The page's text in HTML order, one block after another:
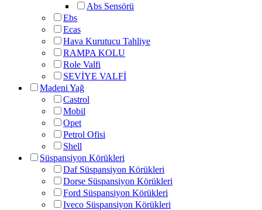
Abs Sensörü
Ebs
Ecas
Hava Kurutucu Tahliye
RAMPA KOLU
Role Valfi
SEVİYE VALFİ
Madeni Yağ
Castrol
Mobil
Opet
Petrol Ofisi
Shell
Süspansiyon Körükleri
Daf Süspansiyon Körükleri
Dorse Süspansiyon Körükleri
Ford Süspansiyon Körükleri
Iveco Süspansiyon Körükleri